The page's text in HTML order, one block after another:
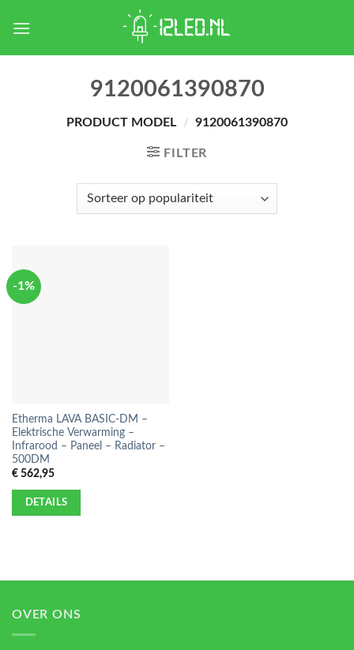
9120061390870
PRODUCT MODEL / 9120061390870
FILTER
-1%
Etherma LAVA BASIC-DM –
Elektrische Verwarming –
Infrarood – Paneel – Radiator –
500DM
€562,95
DETAILS
OVER ONS